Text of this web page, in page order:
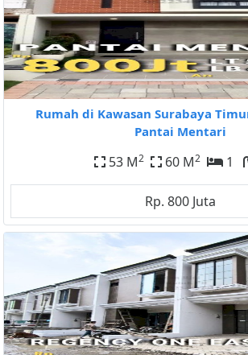
Rumah di Kawasan Surabaya
Pantai Mentari
53 M2 60 M2 1
Rp. 800 Juta